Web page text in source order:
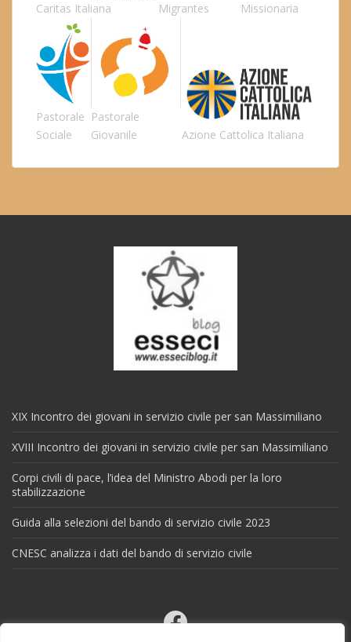
Caritas Italiana
Migrantes
Missionaria
Pastorale
Sociale
Pastorale
Giovanile
Azione Cattolica Italiana
XIX Incontro dei giovani in servizio civile per san Massimiliano
XVIII Incontro dei giovani in servizio civile per san Massimiliano
Corpi civili di pace, l’idea del Ministro Abodi per la loro
stabilizzazione
Guida alla selezioni del bando di servizio civile 2023
CNESC analizza i dati del bando di servizio civile
Facebook